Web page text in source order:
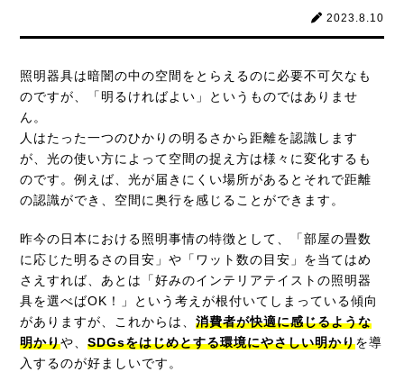
2023.8.10
照明器具は暗闇の中の空間をとらえるのに必要不可欠なも
のですが、「明るければよい」というものではありませ
ん。
人はたった一つのひかりの明るさから距離を認識します
が、光の使い方によって空間の捉え方は様々に変化するも
のです。例えば、光が届きにくい場所があるとそれで距離
の認識ができ、空間に奥行を感じることができます。
昨今の日本における照明事情の特徴として、「部屋の畳数
に応じた明るさの目安」や「ワット数の目安」を当てはめ
さえすれば、あとは「好みのインテリアテイストの照明器
具を選べばOK！」という考えが根付いてしまっている傾向
がありますが、これからは、消費者が快適に感じるような
明かりや、SDGsをはじめとする環境にやさしい明かりを導
入するのが好ましいです。